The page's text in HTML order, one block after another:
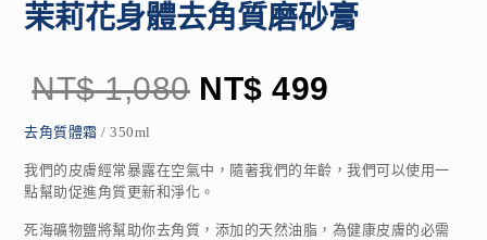
茉莉花身體去角質磨砂膏
NT$1,080 NT$ 499
去角質體霜 / 350ml
我們的皮膚經常暴露在空氣中，隨著我們的年齡，我們可以使用一
點幫助促進角質更新和淨化。
死海礦物鹽將幫助你去角質，添加的天然油脂，為健康皮膚的必需